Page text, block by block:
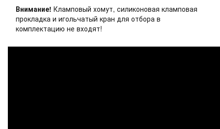
Внимание! Кламповый хомут, силиконовая кламповая
прокладка и игольчатый кран для отбора в
комплектацию не входят!